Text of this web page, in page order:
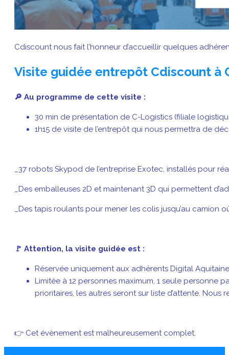
Cdiscount nous fait l’honneur d’accueillir quelques
Visite guidée entrepôt Cdiscount à
🔎 Au programme de cette visite :
30 min de présentation de C-Logistics (filiale
1h15 de visite de l’entrepôt qui nous permettra de
_37 robots Skypod de l’entreprise Exotec, installés pour
_Des emballeuses 2D et maintenant 3D qui permettent
_Des tapis roulants pour mener les colis jusqu’au
🚩 Attention, la visite guidée est :
Réservée uniquement aux adhérents Digital Aquitaine
Limitée à 12 personnes maximum, 1 seule personne
prioritaires, les autres seront sur liste d’attente.
👉 Cet évènement est malheureusement complet.